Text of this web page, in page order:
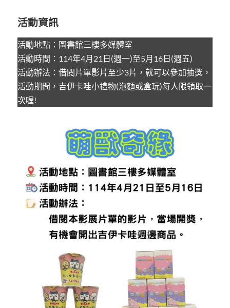
活動資訊
活動地點：圖書館三樓多媒體室
活動時間：114年4月21日(週一)至5月16日(週五)
活動辦法：借閱片單影片至少3片，就可以參加抽獎，
活動期間，吉伊卡哇小禮物(泡麵或盒玩)每人限領取一
次喔!